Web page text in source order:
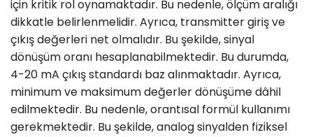
için kritik rol oynamaktadır. Bu nedenle, ölçüm aralığı
dikkatle belirlenmelidir. Ayrıca, transmitter giriş ve
çıkış değerleri net olmalıdır. Bu şekilde, sinyal
dönüşüm oranı hesaplanabilmektedir. Bu durumda,
4-20 mA çıkış standardı baz alınmaktadır. Ayrıca,
minimum ve maksimum değerler dönüşüme dâhil
edilmektedir. Bu nedenle, orantısal formül kullanımı
gerekmektedir. Bu şekilde, analog sinyalden fiziksel